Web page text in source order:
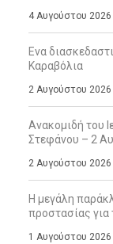
4 Αυγούστου 2026
Ενα
Καραβόλια
2 Αυγούστου 2026
Ανακομιδή του
Στεφάνου – 2
2 Αυγούστου 2026
Η μεγάλη
προστασίας για
1 Αυγούστου 2026